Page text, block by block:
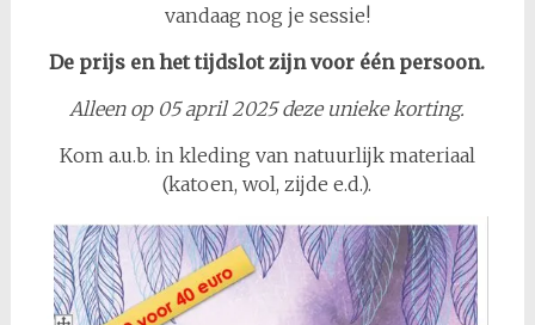
vandaag nog je sessie!
De prijs en het tijdslot zijn voor één persoon.
Alleen op 05 april 2025 deze unieke korting.
Kom a.u.b. in kleding van natuurlijk materiaal
(katoen, wol, zijde e.d.).